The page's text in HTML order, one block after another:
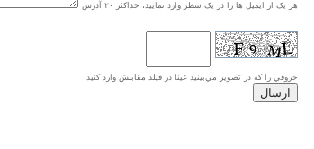
هر یک از ایمیل ها را در یک سطر وارد نمایید، حداکثر ۲۰ آدرس
حروفي را كه در تصوير مي‌بينيد عينا در فيلد مقابلش وارد كنيد